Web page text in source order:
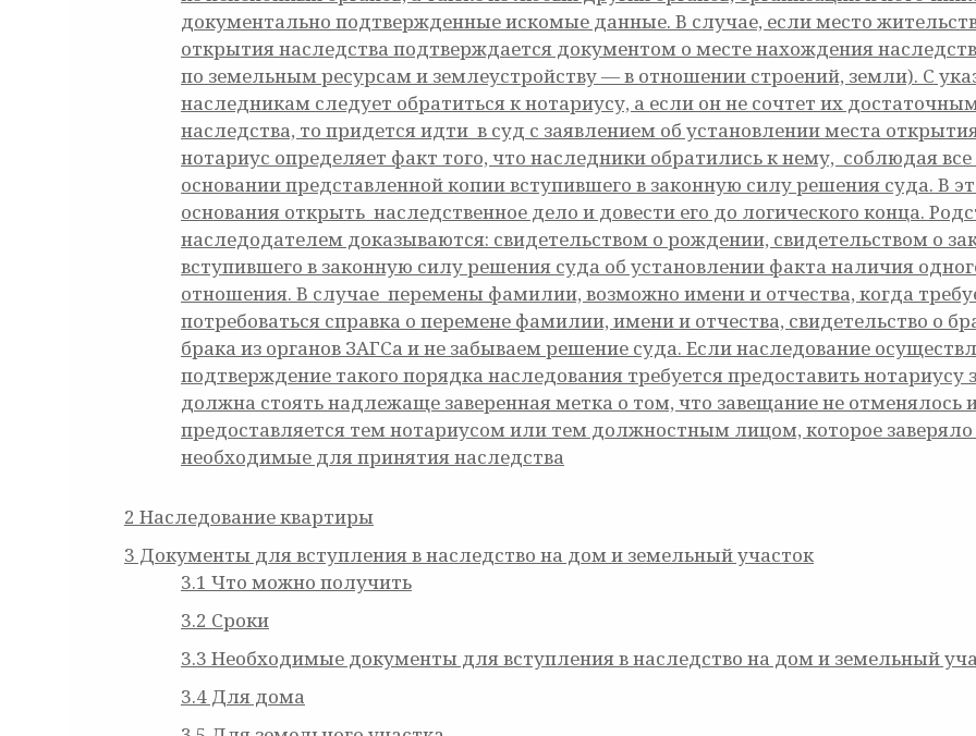
документально подтвержденные искомые данные. В случае, если место
открытия наследства подтверждается документом о месте нахождения
по земельным ресурсам и землеустройству — в отношении строений, земли). С
наследникам следует обратиться к нотариусу, а если он не сочтет их
наследства, то придется идти в суд с заявлением об установлении места
нотариус определяет факт того, что наследники обратились к нему, соблюдая
основании представленной копии вступившего в законную силу решения суда. В
основания открыть наследственное дело и довести его до логического конца.
наследодателем доказываются: свидетельством о рождении, свидетельством о
вступившего в законную силу решения суда об установлении факта наличия
отношения. В случае перемены фамилии, возможно имени и отчества, когда
потребоваться справка о перемене фамилии, имени и отчества, свидетельство о
брака из органов ЗАГСа и не забываем решение суда. Если наследование
подтверждение такого порядка наследования требуется предоставить
должна стоять надлежаще заверенная метка о том, что завещание не отменялось
предоставляется тем нотариусом или тем должностным лицом, которое
необходимые для принятия наследства
2 Наследование квартиры
3 Документы для вступления в наследство на дом и земельный участок
3.1 Что можно получить
3.2 Сроки
3.3 Необходимые документы для вступления в наследство на дом и земельный
3.4 Для дома